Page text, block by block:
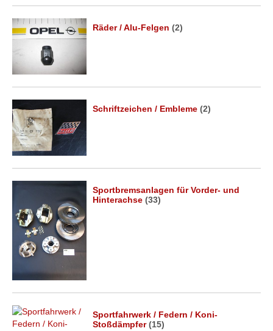
Räder / Alu-Felgen(2)
Schriftzeichen / Embleme(2)
Sportbremsanlagen für Vorder- und
Hinterachse(33)
Sportfahrwerk / Federn / Koni-
Stoßdämpfer(15)